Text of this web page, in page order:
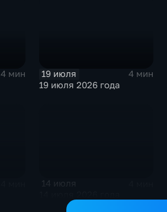
4 мин
19 июля
4 мин
19 июля 2026 года
14 июля